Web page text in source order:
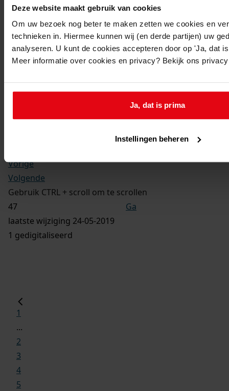
Deze website maakt gebruik van cookies
Om uw bezoek nog beter te maken zetten we cookies en
technieken in. Hiermee kunnen wij (en derde partijen) uw
analyseren. U kunt de cookies accepteren door op 'Ja, dat
Meer informatie over cookies en privacy? Bekijk ons
Ja, dat is prima
Instellingen beheren
Toegangsnummer:
1702-09 Doop-, trouw- en begraafboeken Enkhuizen,
1581-1910
Inventarisnummer :
13
177.
Dit bestand is nog niet gecontroleerd op volledigheid
Vorige
Volgende
Gebruik CTRL + scroll om te scrollen
Ga
laatste wijziging 24-05-2019
1 gedigitaliseerd
1
...
2
3
4
5